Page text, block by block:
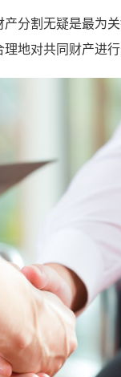
分割无疑是最为
地对共同财产进